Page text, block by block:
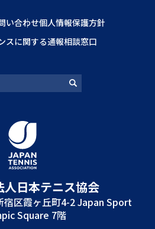
い合わせ個人情報保護方針
スに関する通報相談窓口
⼈⽇本テニス協会
宿区霞ヶ丘町4-2 Japan Sport
Square 7階